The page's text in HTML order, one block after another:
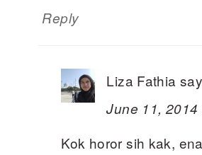
Reply
Liza Fathia
June 11,
Kok horor sih kak,